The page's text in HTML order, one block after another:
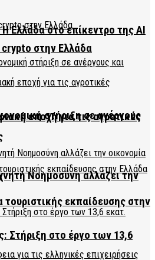
Ελλάδα στο επίκεντρο της AI
στήριξη σε ανέργους
εκπαίδευσης στην
στην Ελλάδα
εποχή για τις αγροτικές
Νοημοσύνη αλλάζει την
Στήριξη στο έργο των 13,6